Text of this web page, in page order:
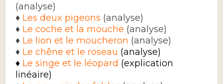
(analyse)
♦ Les deux pigeons (analyse)
♦ Le coche et la mouche (analyse)
♦ Le lion et le moucheron (analyse)
♦ Le chêne et le roseau (analyse)
♦ Le singe et le léopard (explication
linéaire)